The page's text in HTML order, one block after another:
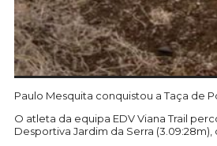
Paulo Mesquita conquistou a Taça de
O atleta da equipa EDV Viana Trail
Desportiva Jardim da Serra